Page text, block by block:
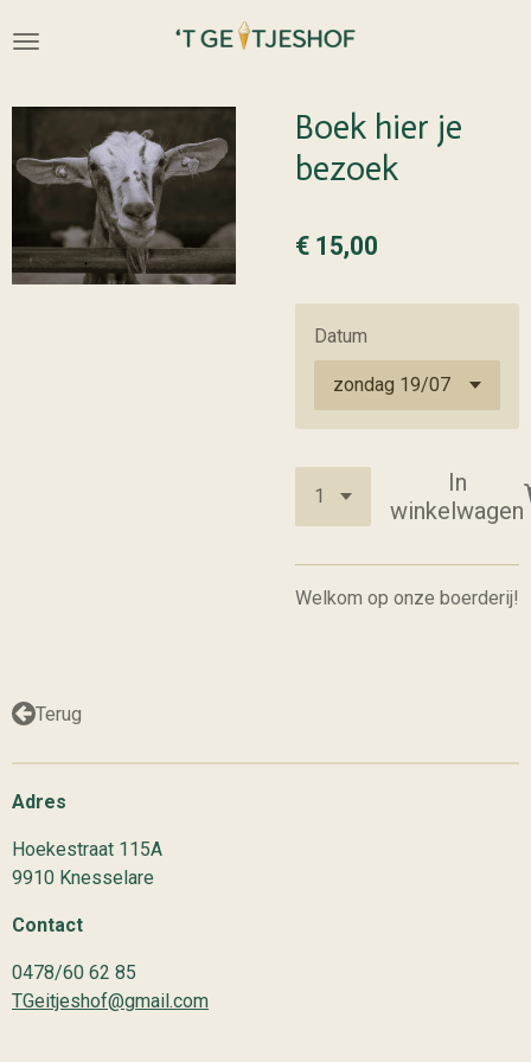
direct
de
hoofdinhoud
Boek hier je
bezoek
€ 15,00
Datum
In
winkelwagen
Welkom op onze boerderij!
Terug
Adres
Hoekestraat 115A
9910 Knesselare
Contact
0478/60 62 85
TGeitjeshof@gmail.com